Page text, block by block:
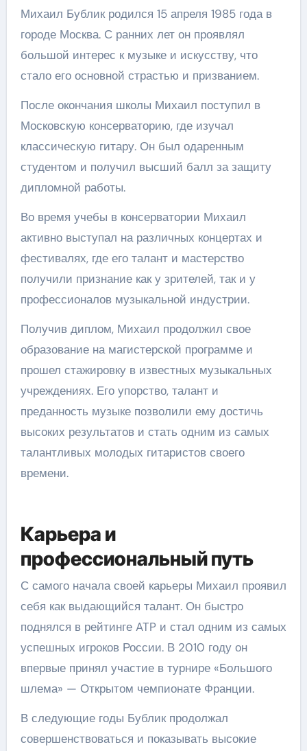
Михаил Бублик родился 15 апреля 1985 года в
городе Москва. С ранних лет он проявлял
большой интерес к музыке и искусству, что
стало его основной страстью и призванием.
После окончания школы Михаил поступил в
Московскую консерваторию, где изучал
классическую гитару. Он был одаренным
студентом и получил высший балл за защиту
дипломной работы.
Во время учебы в консерватории Михаил
активно выступал на различных концертах и
фестивалях, где его талант и мастерство
получили признание как у зрителей, так и у
профессионалов музыкальной индустрии.
Получив диплом, Михаил продолжил свое
образование на магистерской программе и
прошел стажировку в известных музыкальных
учреждениях. Его упорство, талант и
преданность музыке позволили ему достичь
высоких результатов и стать одним из самых
талантливых молодых гитаристов своего
времени.
Карьера и
профессиональный путь
С самого начала своей карьеры Михаил проявил
себя как выдающийся талант. Он быстро
поднялся в рейтинге ATP и стал одним из самых
успешных игроков России. В 2010 году он
впервые принял участие в турнире «Большого
шлема» — Открытом чемпионате Франции.
В следующие годы Бублик продолжал
совершенствоваться и показывать высокие